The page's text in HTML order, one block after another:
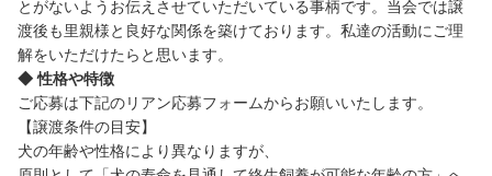
とがないようお伝えさせていただいている事柄です。当会では譲
渡後も里親様と良好な関係を築けております。私達の活動にご理
解をいただけたらと思います。
◆ 性格や特徴
ご応募は下記のリアン応募フォームからお願いいたします。
【譲渡条件の目安】
犬の年齢や性格により異なりますが、